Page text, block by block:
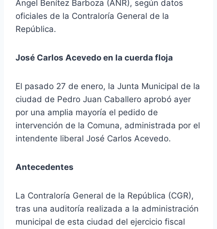
Ángel Benítez Barboza (ANR), según datos
oficiales de la Contraloría General de la
República.
José Carlos Acevedo en la cuerda floja
El pasado 27 de enero, la Junta Municipal de la
ciudad de Pedro Juan Caballero aprobó ayer
por una amplia mayoría el pedido de
intervención de la Comuna, administrada por el
intendente liberal José Carlos Acevedo.
Antecedentes
La Contraloría General de la República (CGR),
tras una auditoría realizada a la administración
municipal de esta ciudad del ejercicio fiscal